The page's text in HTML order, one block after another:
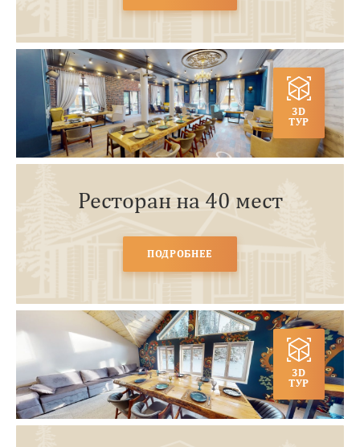
3D
ТУР
Ресторан на 40 мест
ПОДРОБНЕЕ
3D
ТУР